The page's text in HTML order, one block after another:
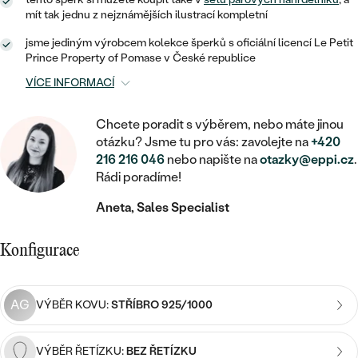
RUČNĚ RYTÉ
S VÝPLNÍ
SVATEBNÍ SETY
DLE CENY
CENOVĚ DOSTUPNÉ
ZAČÍT S LAB-GROWN DIAMANTEM
ZAČÍT S BAREVNÝM DIAMANTEM
DIAMANT
LAB-GROWN DIAMANT
BAREVNÝ DIAMANT
ČERNÝ DIAMANT
SALT AND PEPPER DIAMANT
DĚTSKÉ ŠPERKY
BROŽE
DLE MATERIÁLU
ZLATO
PLATINA
DLE KAMENE
S DIAMANTY
DĚTSKÉ
PIERCING
S DIAMANTY
S DRAHOKAMY
S PERLAMI
DLE CENY
CENOVĚ DOSTUPNÉ
LUXUSNÍ
MEDAILONKY
ŘETÍZKY
SE ZVÍŘATY
DLE DRAHOKAMU
S DRAHOKAMY
S PERLAMI
DLE CENY
STATEMENT
PEČETNÍ
PERSONALIZOVANÉ
DLE DRAHOKAMU
S DIAMANTY
S DRAHOKAMY
DLE CENY
mít tak jednu z nejznámějších ilustrací kompletní
jsme jediným výrobcem kolekce šperků s oficiální licencí Le Petit
Prince Property of Pomase v České republice
VÍCE INFORMACÍ
Chcete poradit s výběrem, nebo máte jinou
otázku? Jsme tu pro vás: zavolejte na+420
216 216 046 nebo napište naotazky@eppi.cz.
Rádi poradíme!
Aneta, Sales Specialist
Konfigurace
AG VÝBĚR KOVU:STŘÍBRO 925/1000
VÝBĚR ŘETÍZKU:BEZ ŘETÍZKU